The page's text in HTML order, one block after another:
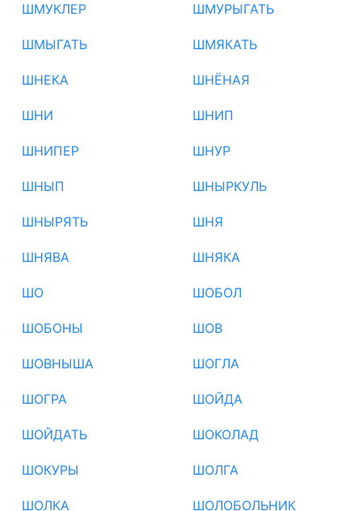
ШМУКЛЕР ШМУРЫГАТЬ
ШМЫГАТЬ ШМЯКАТЬ
ШНЕКА ШНЁНАЯ
ШНИ ШНИП
ШНИПЕР ШНУР
ШНЫП ШНЫРКУЛЬ
ШНЫРЯТЬ ШНЯ
ШНЯВА ШНЯКА
ШО ШОБОЛ
ШОБОНЫ ШОВ
ШОВНЫША ШОГЛА
ШОГРА ШОЙДА
ШОЙДАТЬ ШОКОЛАД
ШОКУРЫ ШОЛГА
ШОЛКА ШОЛОБОЛЬНИК